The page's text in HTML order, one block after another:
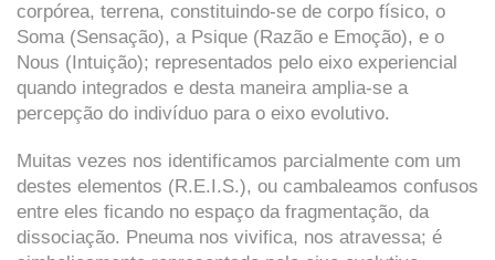
corpórea, terrena, constituindo-se de corpo físico, o
Soma (Sensação), a Psique (Razão e Emoção), e o
Nous (Intuição); representados pelo eixo experiencial
quando integrados e desta maneira amplia-se a
percepção do indivíduo para o eixo evolutivo.
Muitas vezes nos identificamos parcialmente com um
destes elementos (R.E.I.S.), ou cambaleamos confusos
entre eles ficando no espaço da fragmentação, da
dissociação. Pneuma nos vivifica, nos atravessa; é